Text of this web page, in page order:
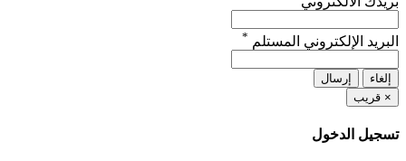
البريد الإلكتروني المستلم *
إلغاء
إرسال
× قريب
تسجيل الدخول